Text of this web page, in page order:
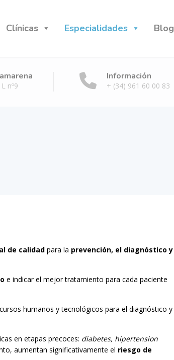
Clínicas Especialidades Blog
nº9
Información
+ (34) 961 60 00 83
de calidad para la prevención, el diagnóstico y
e indicar el mejor tratamiento para cada paciente
humanos y tecnológicos para el diagnóstico y
en etapas precoces: diabetes, hipertension
aumentan significativamente el riesgo de